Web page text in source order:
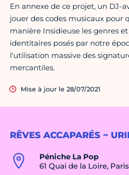
RÊVES ACCAPARÉS ~
Péniche La Pop
61 Quai de la Loire,
En annexe de ce projet, un DJ-
jouer des codes musicaux pour
manière Insidieuse les genres
identitaires posés par notre
l'utilisation massive des
mercantiles.
Mise à jour le 28/07/2021